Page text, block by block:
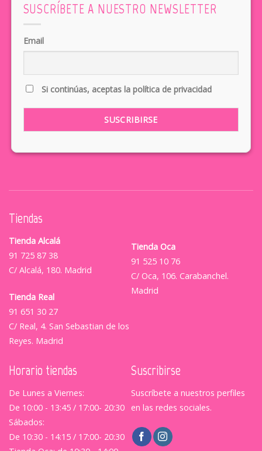
SUSCRÍBETE A NUESTRO NEWSLETTER
Email
Si continúas, aceptas la política de privacidad
Tiendas
Tienda Alcalá
91 725 87 38
C/ Alcalá, 180. Madrid
Tienda Real
91 651 30 27
C/ Real, 4. San Sebastian de los
Reyes. Madrid
Tienda Oca
91 525 10 76
C/ Oca, 106. Carabanchel.
Madrid
Horario tiendas
De Lunes a Viernes:
De 10:00 - 13:45 / 17:00- 20:30
Sábados:
De 10:30 - 14:15 / 17:00- 20:30
Suscribirse
Suscríbete a nuestros perfiles
en las redes sociales.